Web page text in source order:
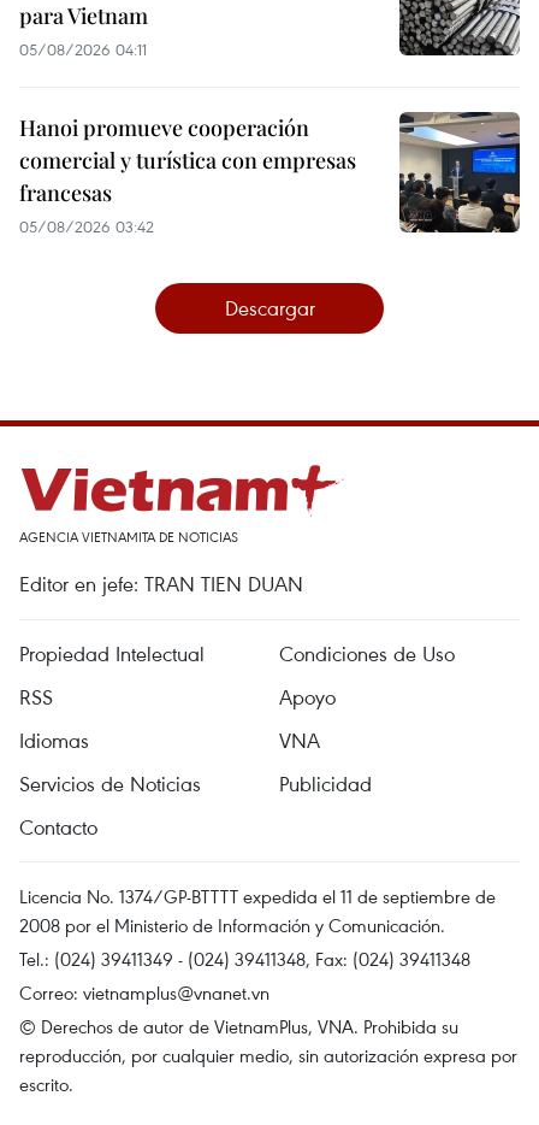
para Vietnam
05/08/2026 04:11
Hanoi promueve cooperación
comercial y turística con empresas
francesas
05/08/2026 03:42
Descargar
AGENCIA VIETNAMITA DE NOTICIAS
Editor en jefe: TRAN TIEN DUAN
Propiedad Intelectual
Condiciones de Uso
RSS
Apoyo
Idiomas
VNA
Servicios de Noticias
Publicidad
Contacto
Licencia No. 1374/GP-BTTTT expedida el 11 de septiembre de
2008 por el Ministerio de Información y Comunicación.
Tel.: (024) 39411349 - (024) 39411348, Fax: (024) 39411348
Correo: vietnamplus@vnanet.vn
© Derechos de autor de VietnamPlus, VNA. Prohibida su
reproducción, por cualquier medio, sin autorización expresa por
escrito.